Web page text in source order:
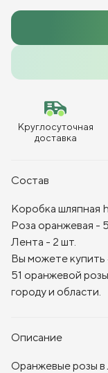
Круглосуточная
доставка
Состав
Коробка шляпная
Роза оранжевая -
Лента - 2 шт.
Вы можете купить
51 оранжевой
городу и области.
Описание
Оранжевые розы в